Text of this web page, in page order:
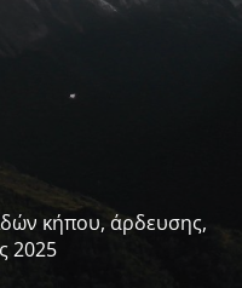
κήπου, άρδευσης,
2025